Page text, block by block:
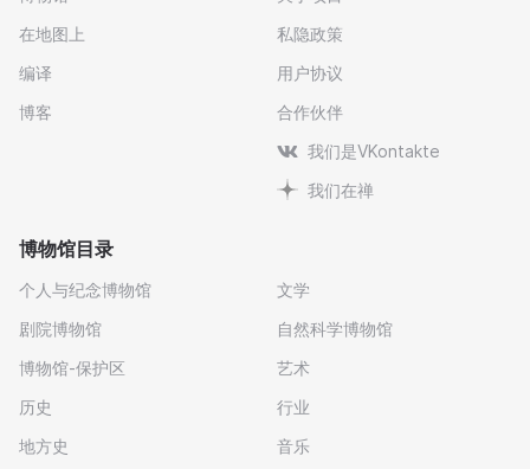
在地图上
编译
博客
私隐政策
用户协议
合作伙伴
我们是VKontakte
我们在禅
博物馆目录
个人与纪念博物馆
剧院博物馆
博物馆-保护区
历史
地方史
文学
自然科学博物馆
艺术
行业
音乐